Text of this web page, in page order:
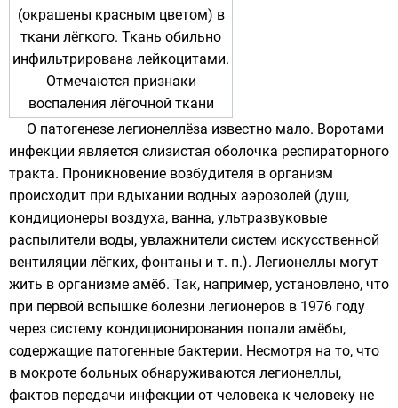
(окрашены красным цветом) в
ткани лёгкого. Ткань обильно
инфильтрирована лейкоцитами.
Отмечаются признаки
воспаления лёгочной ткани
О патогенезе легионеллёза известно мало. Воротами
инфекции является слизистая оболочка респираторного
тракта. Проникновение возбудителя в организм
происходит при вдыхании водных аэрозолей (душ,
кондиционеры воздуха, ванна, ультразвуковые
распылители воды, увлажнители систем искусственной
вентиляции лёгких, фонтаны и т. п.). Легионеллы могут
жить в организме амёб. Так, например, установлено, что
при первой вспышке болезни легионеров в 1976 году
через систему кондиционирования попали амёбы,
содержащие патогенные бактерии. Несмотря на то, что
в мокроте больных обнаруживаются легионеллы,
фактов передачи инфекции от человека к человеку не